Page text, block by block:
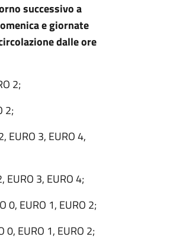
successivo a
e giornate
dalle ore
2;
2;
EURO 3, EURO 4,
3, EURO 4;
EURO 1, EURO 2;
EURO 1, EURO 2;